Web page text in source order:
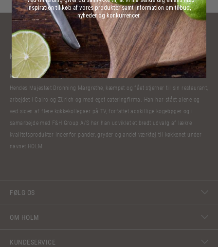
Kokkelivet har bibragt Claus Holm mange oplevelser. Han har lavet mad til
Hendes Majestæt Dronning Margrethe, kæmpet og fået stjerner til sin restaurant,
arbejdet i Cairo og Zürich og med eget cateringfirma. Han har stået alene og
ved siden af flere kokkekollegaer på TV, forfattet adskillige kogebøger og i
samarbejde med F&H Group A/S har han udviklet et bredt udvalg af lækre
kvalitetsprodukter indenfor pander, gryder og andet værktøj til køkkenet under
navnet HOLM.
FØLG OS
OM HOLM
KUNDESERVICE
inspiration til køb af vores produkter samt information om tilbud,
nyheder og konkurrencer.